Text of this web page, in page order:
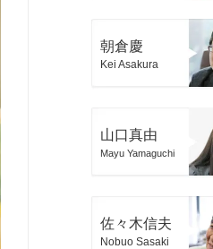
朝倉慶
Kei Asakura
山口真由
Mayu Yamaguchi
佐々木信夫
Nobuo Sasaki